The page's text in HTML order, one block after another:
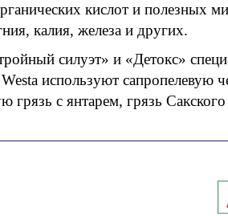
кислот и полезных
калия, железа и других.
силуэт» и «Детокс»
используют сапропелевую
грязь с янтарем, грязь Сакского